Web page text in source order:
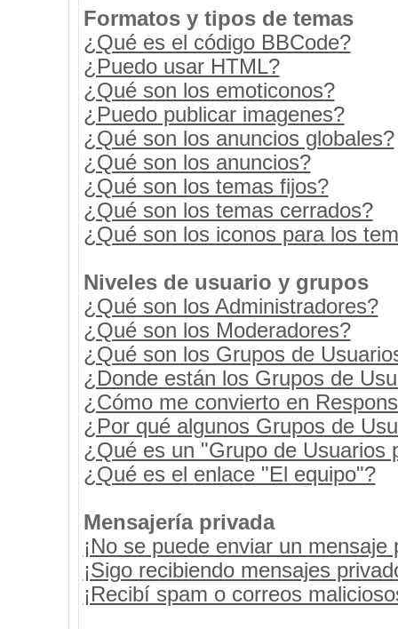
Formatos y tipos de temas
¿Qué es el código BBCode?
¿Puedo usar HTML?
¿Qué son los emoticonos?
¿Puedo publicar imagenes?
¿Qué son los anuncios globales?
¿Qué son los anuncios?
¿Qué son los temas fijos?
¿Qué son los temas cerrados?
¿Qué son los iconos para los
Niveles de usuario y grupos
¿Qué son los Administradores?
¿Qué son los Moderadores?
¿Qué son los Grupos de
¿Donde están los Grupos de
¿Cómo me convierto en
¿Por qué algunos Grupos de
¿Qué es un "Grupo de Usuarios
¿Qué es el enlace "El equipo"?
Mensajería privada
¡No se puede enviar un mensaje
¡Sigo recibiendo mensajes
¡Recibí spam o correos